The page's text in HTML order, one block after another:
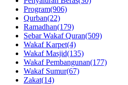
Program(906)
Qurban(22)
Ramadhan(179)
Sebar Wakaf Quran(509)
Wakaf Karpet(4)
Wakaf Masjid(135)
Wakaf Pembangunan(177)
Wakaf Sumur(67)
Zakat(14)